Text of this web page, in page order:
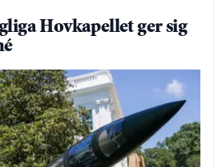
Hovkapellet ger sig